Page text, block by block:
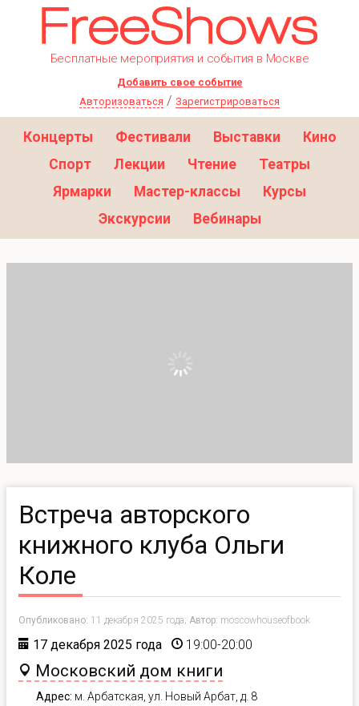
Бесплатные мероприятия и события в Москве
Добавить свое событие
Авторизоваться / Зарегистрироваться
Концерты Фестивали Выставки
Кино
Спорт
Лекции Чтение
Театры
Ярмарки
Мастер-классы
Курсы
Экскурсии
Вебинары
Встреча авторского
книжного клуба Ольги
Коле
Опубликовано: 11 декабря 2025 года; Автор: moscowhouseofbook
17 декабря 2025 года 19:00-20:00
Московский дом книги
Адрес: м. Арбатская, ул. Новый Арбат, д. 8